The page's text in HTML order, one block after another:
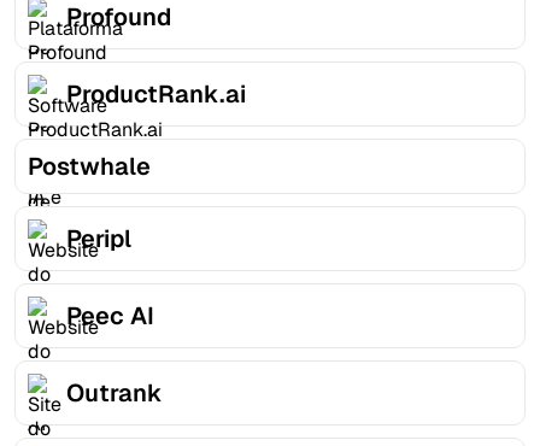
Profound
ProductRank.ai
Postwhale
Peripl
Peec AI
Outrank